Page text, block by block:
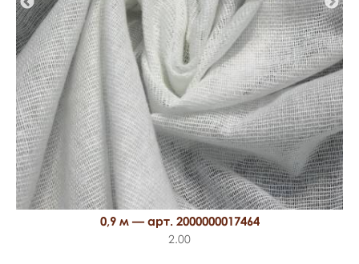
0,9 м — арт. 2000000017464
2.00